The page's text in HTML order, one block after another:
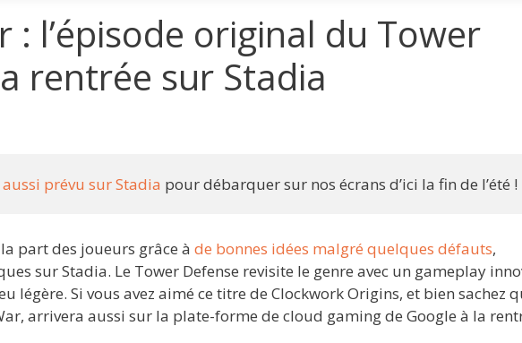
: l’épisode original du Tower
rentrée sur Stadia
aussi prévu sur Stadia pour débarquer sur nos écrans d’ici la fin de l’été !
part des joueurs grâce à de bonnes idées malgré quelques défauts,
sur Stadia. Le Tower Defense revisite le genre avec un gameplay
légère. Si vous avez aimé ce titre de Clockwork Origins, et bien sachez
arrivera aussi sur la plate-forme de cloud gaming de Google à la